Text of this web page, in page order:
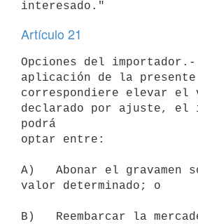
Artículo 21
Opciones del importador.-
aplicación de la
correspondiere elevar el
declarado por ajuste, el
podrá
optar entre:
A)   Abonar el gravamen
valor determinado; o
B)   Reembarcar la